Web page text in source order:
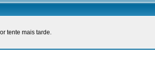
tente mais tarde.